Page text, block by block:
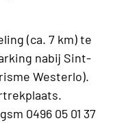
(ca. 7 km) te
nabij Sint-
Westerlo).
0496 05 01 37